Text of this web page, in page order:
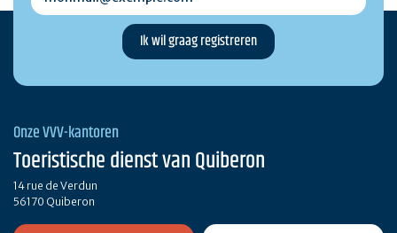
Onze VVV-kantoren
Toeristische dienst van Quiberon
14 rue de Verdun
56170 Quiberon